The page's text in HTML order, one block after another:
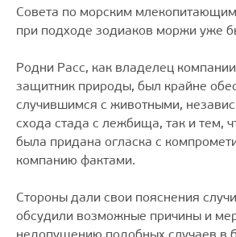
Совета по морским
при подходе зодиаков моржи уже
Родни Расс, как владелец
защитник природы, был крайне
случившимся с животными,
схода стада с лежбища, так и тем,
была придана огласка с
компанию фактами.
Стороны дали свои пояснения
обсудили возможные причины и